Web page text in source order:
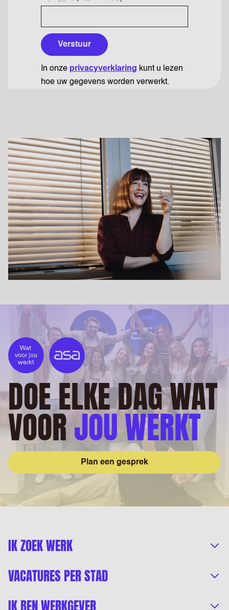
Verstuur
In onze privacyverklaring kunt u lezen
hoe uw gegevens worden verwerkt.
DOE ELKE DAG WAT
VOORJOU WERKT
Plan een gesprek
IK ZOEK WERK
VACATURES PER STAD
IK BEN WERKGEVER